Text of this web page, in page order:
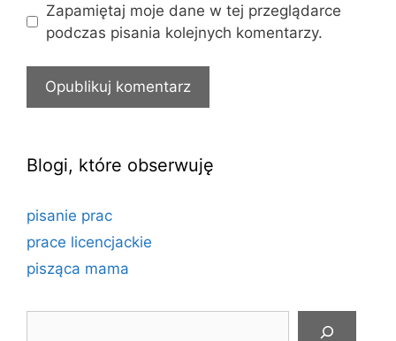
Zapamiętaj moje dane w tej przeglądarce
podczas pisania kolejnych komentarzy.
Blogi, które obserwuję
pisanie prac
prace licencjackie
pisząca mama